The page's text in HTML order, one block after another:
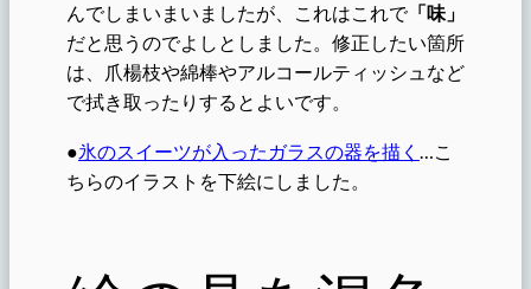
んでしまいまいましたが、これはこれで「味」
だと思うのでよしとしました。修正したい箇所
は、爪楊枝や綿棒やアルコールティッシュなど
で拭き取ったりするとよいです。
●氷のスイーツが入ったガラスの器を描く
…こ
ちらのイラストを下絵にしました。